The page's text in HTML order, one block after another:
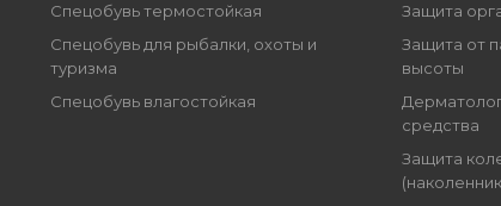
Спецобувь термостойкая
Спецобувь для рыбалки, охоты и
туризма
Спецобувь влагостойкая
Защита
Защита от
высоты
средства
Защита